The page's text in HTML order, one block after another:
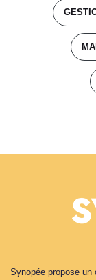
Synopée propose un